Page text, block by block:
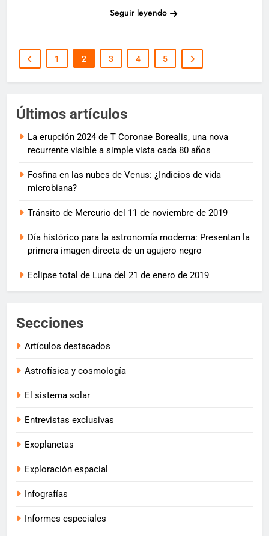
Seguir leyendo
1 2 3 4 5
Últimos artículos
La erupción 2024 de T Coronae Borealis, una nova
recurrente visible a simple vista cada 80 años
Fosfina en las nubes de Venus: ¿Indicios de vida
microbiana?
Tránsito de Mercurio del 11 de noviembre de 2019
Día histórico para la astronomía moderna: Presentan la
primera imagen directa de un agujero negro
Eclipse total de Luna del 21 de enero de 2019
Secciones
Artículos destacados
Astrofísica y cosmología
El sistema solar
Entrevistas exclusivas
Exoplanetas
Exploración espacial
Infografías
Informes especiales